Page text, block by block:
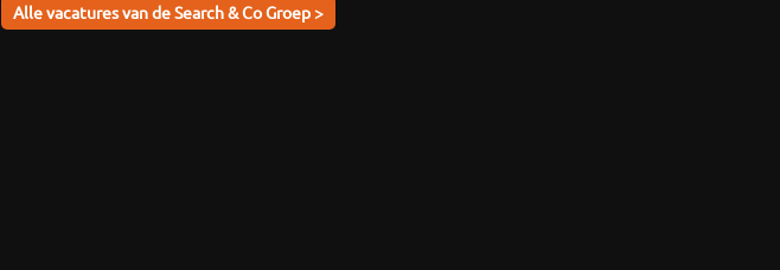
Alle vacatures van de Search & Co Groep >